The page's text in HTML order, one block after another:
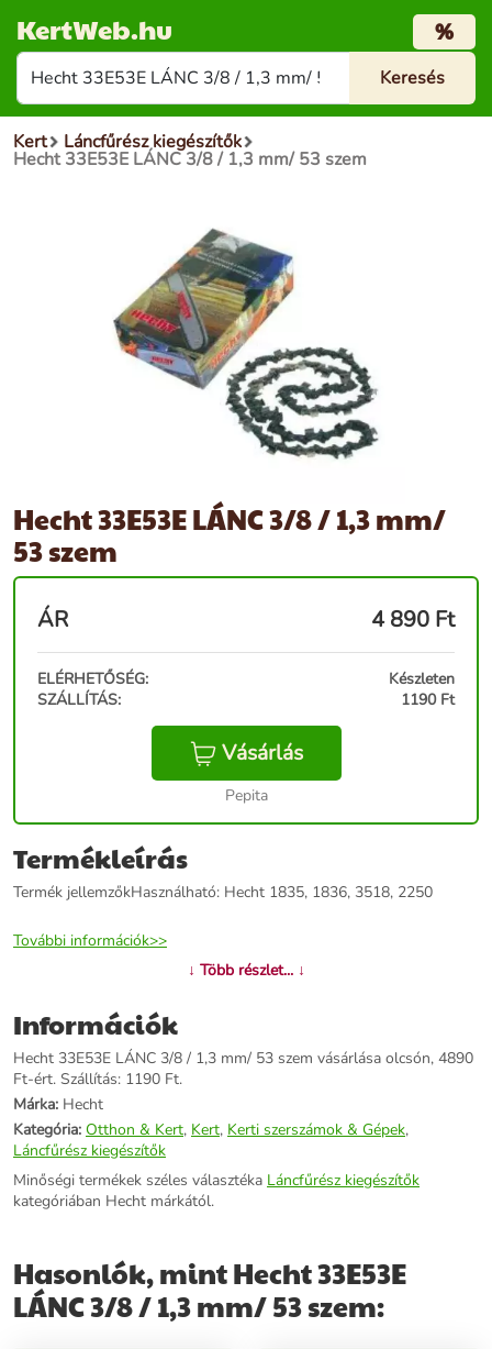
KertWeb.hu %
Kert Láncfűrész kiegészítők
Hecht 33E53E LÁNC 3/8 / 1,3 mm/ 53 szem
Hecht 33E53E LÁNC 3/8 / 1,3 mm/
53 szem
ÁR 4 890 Ft
ELÉRHETŐSÉG:
Készleten
SZÁLLÍTÁS:
1190 Ft
Vásárlás
Pepita
Termékleírás
Termék jellemzőkHasználható: Hecht 1835, 1836, 3518, 2250
További információk>>
↓ Több részlet... ↓
Információk
Hecht 33E53E LÁNC 3/8 / 1,3 mm/ 53 szem vásárlása olcsón, 4890
Ft-ért. Szállítás: 1190 Ft.
Márka: Hecht
Kategória: Otthon & Kert, Kert, Kerti szerszámok & Gépek,
Láncfűrész kiegészítők
Minőségi termékek széles választéka Láncfűrész kiegészítők
kategóriában Hecht márkától.
Hasonlók, mint Hecht 33E53E
LÁNC 3/8 / 1,3 mm/ 53 szem: